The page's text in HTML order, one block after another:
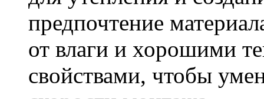
предпочтение
от влаги и хорошими
свойствами, чтобы